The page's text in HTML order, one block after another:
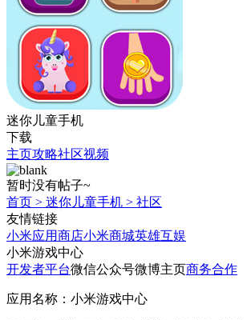
迷你儿童手机
下载
主页攻略社区视频
暂时没有帖子~
首页 > 迷你儿童手机 > 社区
友情链接
小米应用商店小米商城英雄互娱
小米游戏中心
开发者平台微信公众号微博主页商务合作
应用名称：小米游戏中心